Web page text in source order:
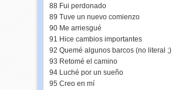
88 Fui perdonado
89 Tuve un nuevo comienzo
90 Me arriesgué
91 Hice cambios importantes
92 Quemé algunos barcos (no literal ;)
93 Retomé el camino
94 Luché por un sueño
95 Creo en mí